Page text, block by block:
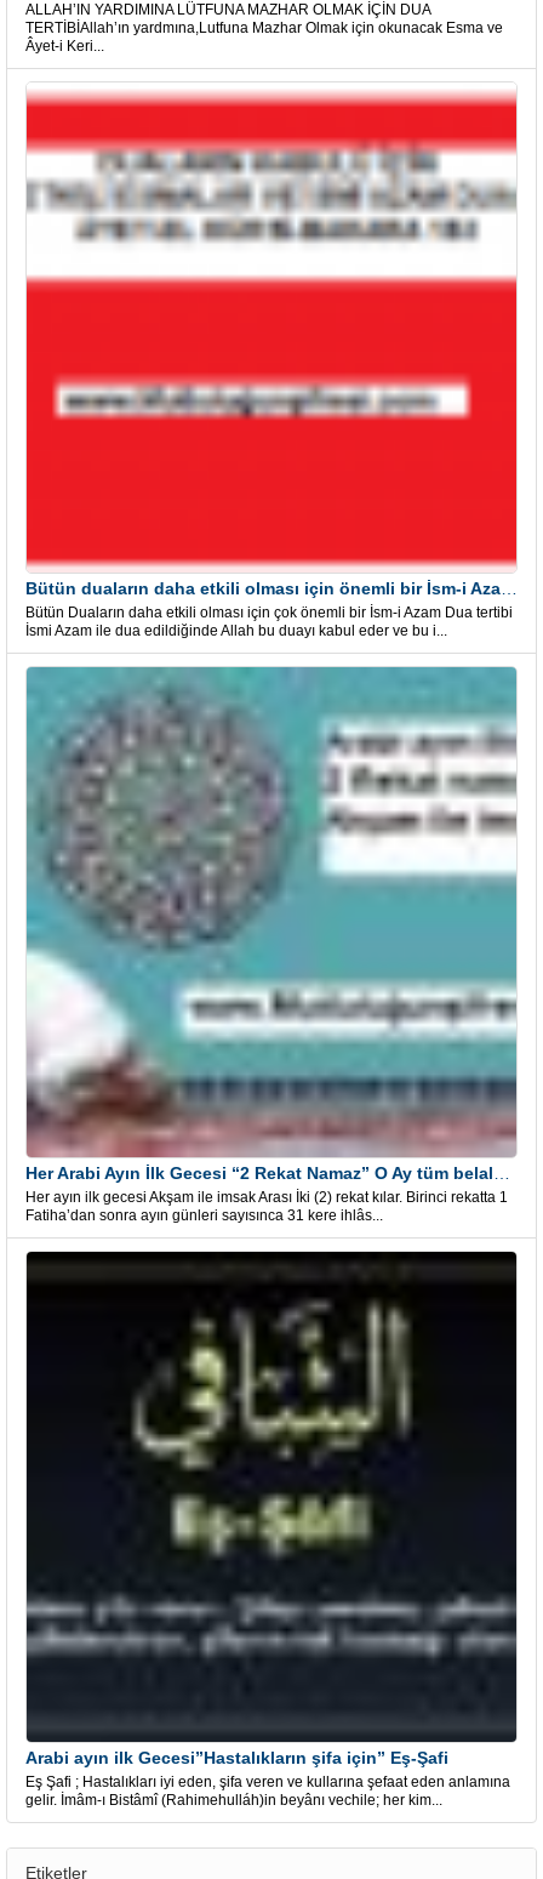
ALLAH’IN YARDIMINA LÜTFUNA MAZHAR OLMAK İÇİN DUA
TERTİBİAllah’ın yardmına,Lutfuna Mazhar Olmak için okunacak Esma ve
Âyet-i Keri...
Bütün Duaların daha etkili olması için çok önemli bir İsm-i Azam Dua tertibi
İsmi Azam ile dua edildiğinde Allah bu duayı kabul eder ve bu i...
Her ayın ilk gecesi Akşam ile imsak Arası İki (2) rekat kılar. Birinci rekatta 1
Fatiha’dan sonra ayın günleri sayısınca 31 kere ihlâs...
Arabi ayın ilk Gecesi”Hastalıkların şifa için” Eş-Şafi
Eş Şafi ; Hastalıkları iyi eden, şifa veren ve kullarına şefaat eden anlamına
gelir. İmâm-ı Bistâmî (Rahimehulláh)in beyânı vechile; her kim...
Etiketler